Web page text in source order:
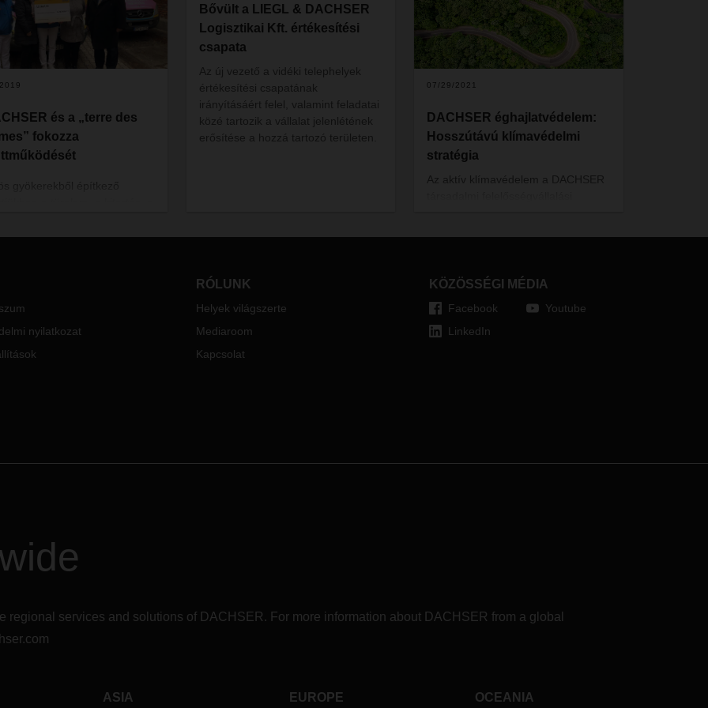
és a „terre des
fokozza
jelenti a siker felé
és a nemzetközi
kiterjesztik a
partnerségüket és a
felelősségvállalás iránti
Bővült a LIEGL & DACHSER
Logisztikai Kft. értékesítési
csapata
Az új vezető a vidéki telephelyek
értékesítési csapatának
irányításáért felel, valamint feladatai
közé tartozik a vállalat jelenlétének
erősítése a hozzá tartozó területen.
07/29/2021
DACHSER éghajlatvédelem:
Hosszútávú klímavédelmi
stratégia
Az aktív klímavédelem a DACHSER
ügyfeleivel is, akik szintén nyitottak
kibocsátású szállítmányozási
technológiák iránt. A vállalat
nyilatkozat
RÓLUNK
Helyek világszerte
Mediaroom
Kapcsolat
KÖZÖSSÉGI MÉDIA
Facebook
LinkedIn
Youtube
regional services and solutions of DACHSER. For more information about DACHSER from a global
ASIA EUROPE OCEANIA